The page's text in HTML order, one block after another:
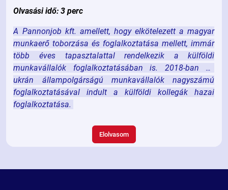
Olvasási idő: 3 perc
A Pannonjob kft. amellett, hogy elkötelezett a magyar
munkaerő toborzása és foglalkoztatása mellett, immár
több éves tapasztalattal rendelkezik a külföldi
munkavállalók foglalkoztatásában is. 2018-ban az
ukrán állampolgárságú munkavállalók nagyszámú
foglalkoztatásával indult a külföldi kollegák hazai
foglalkoztatása.
Elolvasom